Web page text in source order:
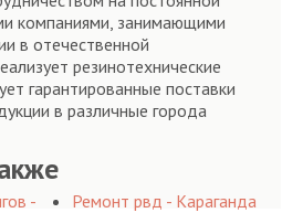
компаниями, занимающими
в отечественной
резинотехнические
гарантированные поставки
в различные города
-
Ремонт рвд - Караганда